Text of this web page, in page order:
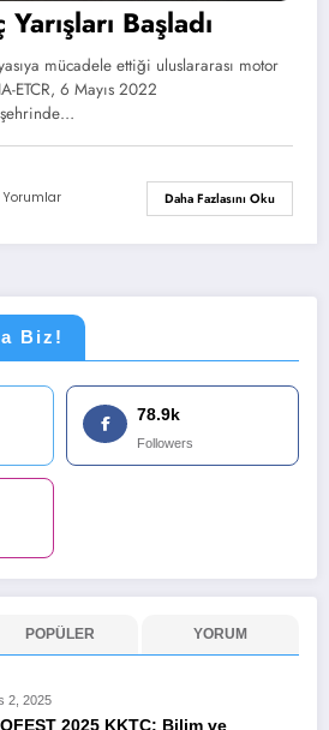
Başladı
mücadele ettiği uluslararası motor
ETCR, 6 Mayıs 2022
şehrinde…
Yorumlar Daha Fazlasını Oku
Biz!
78.9k
Followers
POPÜLER YORUM
2, 2025
2025 KKTC: Bilim ve